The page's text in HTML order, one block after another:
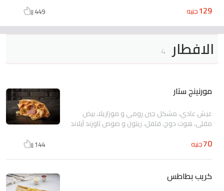
129جنيه 449
الافطار 4
مورنينج ستار
عيش عادي، مشكل جبن رومي و موزاريلا، بيض
مقلي، هوت دوج، فلفل، زيتون و صوص ثاوزند آيلاند
70جنيه 144
كريب بطاطس